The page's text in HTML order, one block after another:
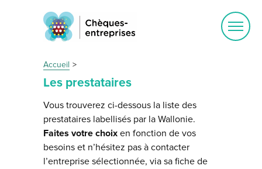
Accueil
Les prestataires
Vous trouverez ci-dessous la liste des
prestataires labellisés par la Wallonie.
Faites votre choix en fonction de vos
besoins et n’hésitez pas à contacter
l’entreprise sélectionnée, via sa fiche de
Ouvrir
le